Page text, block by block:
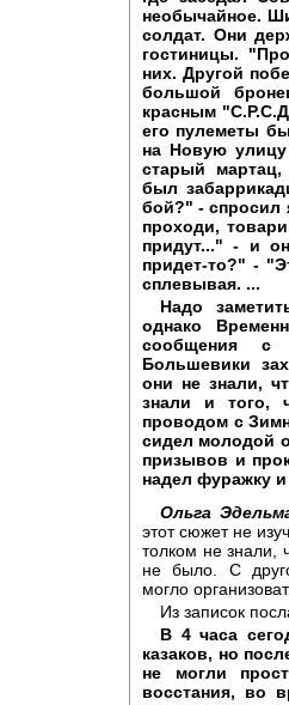
необычайное.
солдат. Они
гостиницы.
них. Другой
большой
красным
его пулеметы
на Новую
старый
был
бой?" - спросил
проходи,
придут..." - и
придет-то?" -
сплевывая. ...
Надо
однако
сообщения с
Большевики
они не знали,
знали и того,
проводом с
сидел молодой
призывов и
надел фуражку
Ольга
этот сюжет не
толком не знали,
не было. С
могло
Из записок
В 4 часа
казаков, но
не могли
восстания, во